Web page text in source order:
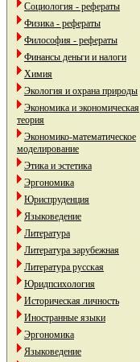
Социология - рефераты
Физика - рефераты
Философия - рефераты
Финансы деньги и налоги
Химия
Экология и охрана природы
Экономика и экономическая
теория
Экономико-математическое
моделирование
Этика и эстетика
Эргономика
Юриспруденция
Языковедение
Литература
Литература зарубежная
Литература русская
Юридпсихология
Историческая личность
Иностранные языки
Эргономика
Языковедение